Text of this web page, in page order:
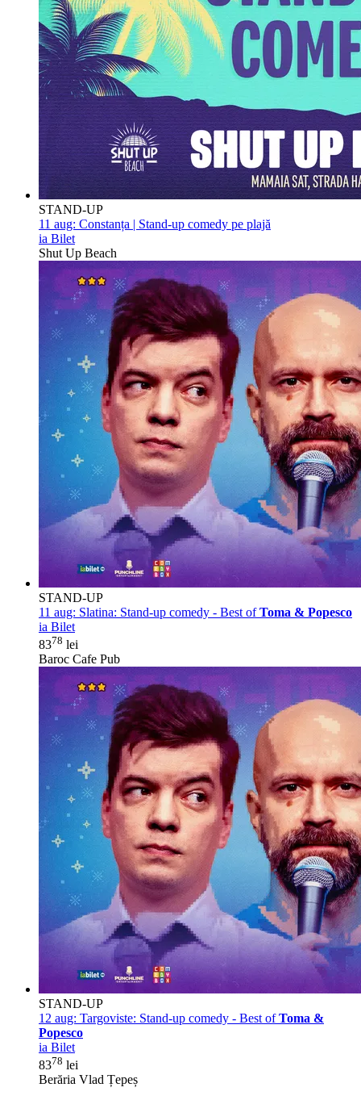
STAND-UP
11 aug: Constanța | Stand-up comedy pe plajă
ia Bilet
Shut Up Beach
STAND-UP
11 aug: Slatina: Stand-up comedy - Best ofToma & Popesco
ia Bilet
8378 lei
Baroc Cafe Pub
STAND-UP
12 aug: Targoviste: Stand-up comedy - Best ofToma &
Popesco
ia Bilet
8378 lei
Berăria Vlad Țepeș